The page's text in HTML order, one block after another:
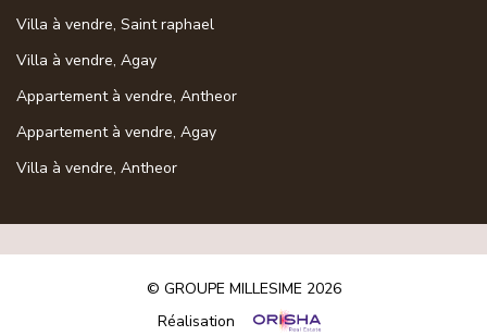
Villa à vendre, Saint raphael
Villa à vendre, Agay
Appartement à vendre, Antheor
Appartement à vendre, Agay
Villa à vendre, Antheor
© GROUPE MILLESIME 2026
Réalisation